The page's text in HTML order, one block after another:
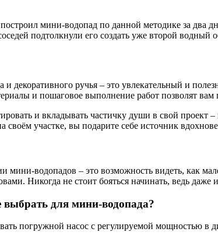
мини-водопад по данной методике за два
подтолкнули его создать уже второй
и декоративного ручья – это увлекательный и
и пошаговое выполнение работ позволят
и вкладывать частичку души в свой
своём участке, вы подарите себе источник
мини-водопадов – это возможность видеть, как
Никогда не стоит бояться начинать, ведь
для мини-водопада?
погружной насос с регулируемой мощностью в